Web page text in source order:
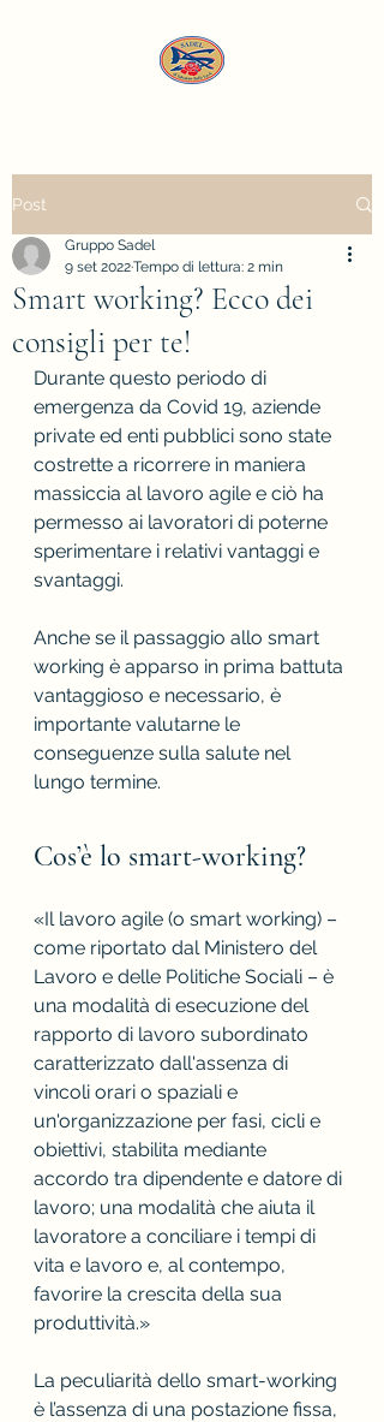
Post
Smart working? Ecco dei
consigli per te!
Gruppo Sadel
9 set 2022Tempo di lettura: 2 min
Durante questo periodo di
emergenza da Covid 19, aziende
private ed enti pubblici sono state
costrette a ricorrere in maniera
massiccia al lavoro agile e ciò ha
permesso ai lavoratori di poterne
sperimentare i relativi vantaggi e
svantaggi.
Anche se il passaggio allo smart
working è apparso in prima battuta
vantaggioso e necessario, è
importante valutarne le
conseguenze sulla salute nel
lungo termine.
Cos’è lo smart-working?
«Il lavoro agile (o smart working) –
come riportato dal Ministero del
Lavoro e delle Politiche Sociali – è
una modalità di esecuzione del
rapporto di lavoro subordinato
caratterizzato dall'assenza di
vincoli orari o spaziali e
un'organizzazione per fasi, cicli e
obiettivi, stabilita mediante
accordo tra dipendente e datore di
lavoro; una modalità che aiuta il
lavoratore a conciliare i tempi di
vita e lavoro e, al contempo,
favorire la crescita della sua
produttività.»
La peculiarità dello smart-working
è l’assenza di una postazione fissa,